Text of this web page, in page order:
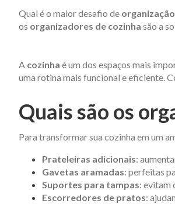
Qual é o maior desafio de
os organizadores de cozinha são a
A cozinha é um dos espaços mais
uma rotina mais funcional e eficiente.
Quais são os
Para transformar sua cozinha em um
Prateleiras adicionais:
Gavetas aramadas: perfeitas
Suportes para tampas: evitam
Escorredores de pratos: